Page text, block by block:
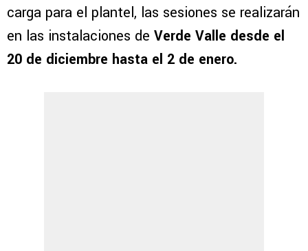
carga para el plantel, las sesiones se realizarán
en las instalaciones de Verde Valle desde el
20 de diciembre hasta el 2 de enero.